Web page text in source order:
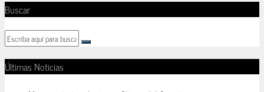
Buscar
Últimas Noticias